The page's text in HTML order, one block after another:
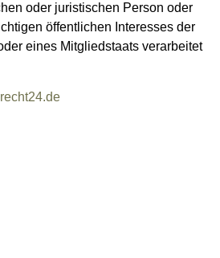
oder juristischen Person oder
öffentlichen Interesses der
eines Mitgliedstaats verarbeitet